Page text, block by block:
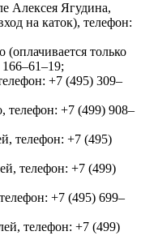
Алексея Ягудина,
на каток), телефон:
только
+7 (495) 309–
телефон: +7 (499) 908–
телефон: +7 (495)
телефон: +7 (499)
+7 (495) 699–
телефон: +7 (499)